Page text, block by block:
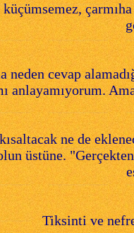
neden cevap
anlayamıyorum.
ne de
üstüne.
Tiksinti ve